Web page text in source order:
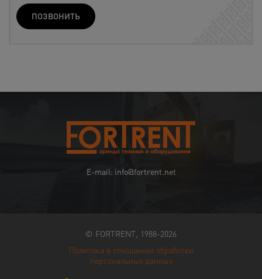
ПОЗВОНИТЬ
E-mail: info@fortrent.net
© FORTRENT, 1988-2026
Политика в отношении обработки
персональных данных